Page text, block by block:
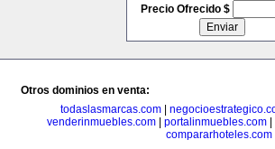
Precio Ofrecido $
Otros dominios en venta:
todaslasmarcas.com
venderinmuebles.com| portalinmuebles.com|
compararhoteles.com